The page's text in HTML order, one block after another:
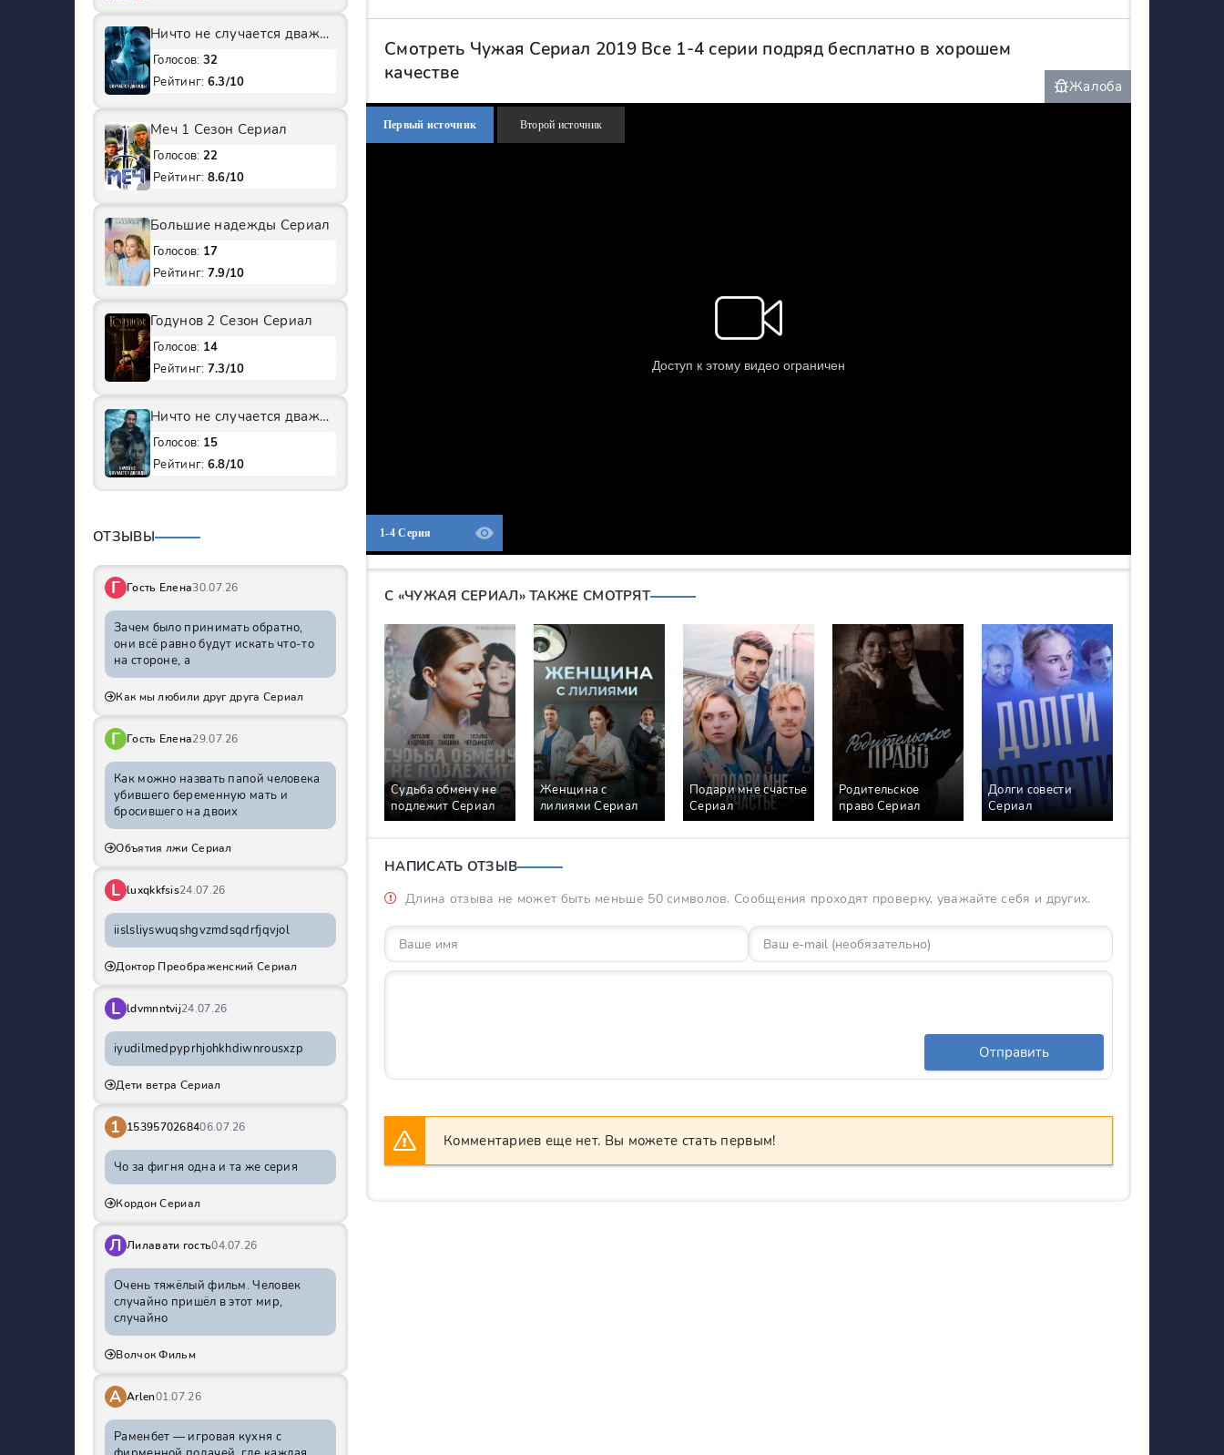
Смотреть Чужая Сериал 2019 Все 1-4 серии подряд бесплатно в хорошем
качестве
Первый источник Второй источник
1-4 Серия
Жалоба
С «ЧУЖАЯ СЕРИАЛ» ТАКЖЕ СМОТРЯТ
Судьба обмену не
подлежит Сериал
Женщина с
лилиями Сериал
Подари мне счастье
Сериал
Родительское
право Сериал
Долги совести
Сериал
НАПИСАТЬ ОТЗЫВ
Длина отзыва не может быть меньше 50 символов. Сообщения проходят проверку, уважайте себя и других.
Отправить
Комментариев еще нет. Вы можете стать первым!
Ничто не случается дважды 2 Сезон Сериал
Голосов: 32
Рейтинг: 6.3/10
Меч 1 Сезон Сериал
Голосов: 22
Рейтинг: 8.6/10
Большие надежды Сериал
Голосов: 17
Рейтинг: 7.9/10
Годунов 2 Сезон Сериал
Голосов: 14
Рейтинг: 7.3/10
Ничто не случается дважды 1 Сезон Сериал
Голосов: 15
Рейтинг: 6.8/10
ОТЗЫВЫ
Г Гость Елена30.07.26
Зачем было принимать обратно,
они всё равно будут искать что-то
на стороне, а
Как мы любили друг друга Сериал
Г Гость Елена29.07.26
Как можно назвать папой человека
убившего беременную мать и
бросившего на двоих
Объятия лжи Сериал
L luxqkkfsis24.07.26
iislsliyswuqshgvzmdsqdrfjqvjol
Доктор Преображенский Сериал
L ldvmnntvij24.07.26
iyudilmedpyprhjohkhdiwnrousxzp
Дети ветра Сериал
1 1539570268406.07.26
Чо за фигня одна и та же серия
Кордон Сериал
Л Лилавати гость04.07.26
Очень тяжёлый фильм. Человек
случайно пришёл в этот мир,
случайно
Волчок Фильм
A Arlen01.07.26
Раменбет — игровая кухня с